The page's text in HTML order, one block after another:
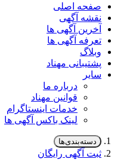
صفحه اصلی
نقشه آگهی
آخرین آگهی ها
تعرفه آگهی ها
وبلاگ
پشتیبانی مهناد
سایر
درباره ما
قوانین مهناد
خدمات اینستاگرام
لینک باکس آگهی ها
دسته‌بندی‌ها
ثبت آگهی رایگان